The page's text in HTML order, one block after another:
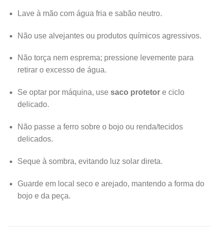
Lave à mão com água fria e sabão neutro.
Não use alvejantes ou produtos químicos agressivos.
Não torça nem esprema; pressione levemente para
retirar o excesso de água.
Se optar por máquina, use saco protetore ciclo
delicado.
Não passe a ferro sobre o bojo ou renda/tecidos
delicados.
Seque à sombra, evitando luz solar direta.
Guarde em local seco e arejado, mantendo a forma do
bojo e da peça.